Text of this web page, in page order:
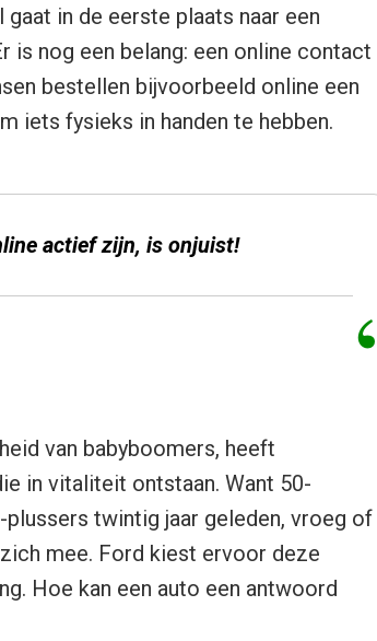
in de eerste plaats naar een
is nog een belang: een online contact
bestellen bijvoorbeeld online een
iets fysieks in handen te hebben.
actief zijn, is onjuist!
van babyboomers, heeft
in vitaliteit ontstaan. Want 50-
twintig jaar geleden, vroeg of
mee. Ford kiest ervoor deze
Hoe kan een auto een antwoord